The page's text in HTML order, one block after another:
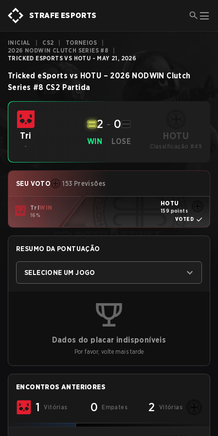
STRAFE ESPORTS
INICIAL CS2 TORNEIOS
2026 NODWIN CLUTCH SERIES #8
TRICKED ESPORTS VS HOTU - MAY 21, 2026
Tricked eSports vs HOTU – 2026 NODWIN Clutch
Series #8 CS2 Partida
Tri
-
WIN
2 - 0
LOSE HOTU
Classificação #49
SEU VOTO 153 Previsões
TriWIN
16%
HOTU
159 points
VOTED
RESUMO DA PONTUAÇÃO
SELECIONE UM JOGO
Dados do placar indisponíveis
Por favor, volte mais tarde
ENCONTROS ANTERIORES
1 Vitórias 0 Empates 2 Vitórias